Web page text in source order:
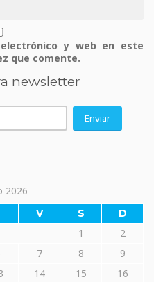
y web en este
que comente.
newsletter
2026
V S D
1
2
7 8
9
14 15
16